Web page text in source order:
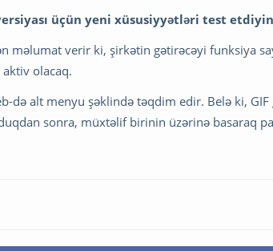
üçün yeni xüsusiyyətləri test
məlumat verir ki, şirkətin gətirəcəyi funksiya
olacaq.
də alt menyu şəklində təqdim edir. Belə ki,
sonra, müxtəlif birinin üzərinə basaraq